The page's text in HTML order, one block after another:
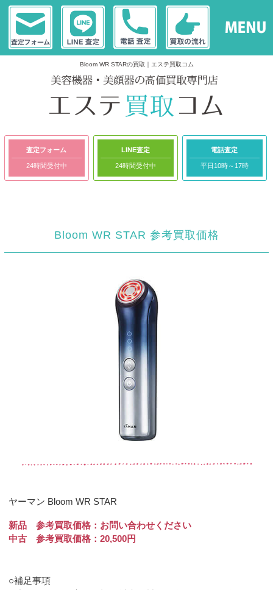
Bloom WR STARの買取｜エステ買取コム
査定フォーム
24時間受付中
LINE査定
24時間受付中
電話査定
平日10時～17時
Bloom WR STAR 参考買取価格
ヤーマン Bloom WR STAR
新品 参考買取価格：お問い合わせください
中古 参考買取価格：20,500円
○補足事項